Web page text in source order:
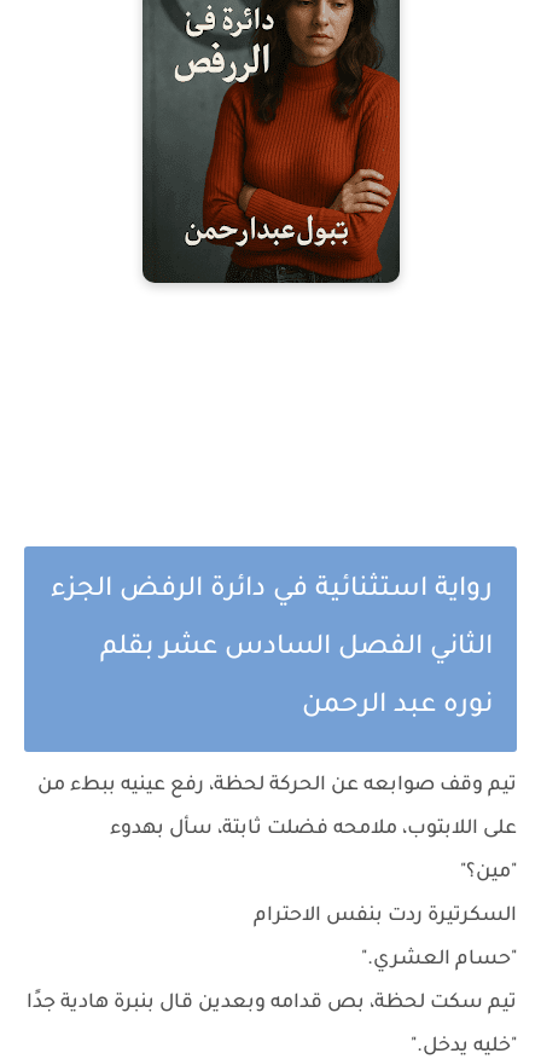
رواية استثنائية في دائرة الرفض الجزء
الثاني الفصل السادس عشر بقلم
نوره عبد الرحمن
تيم وقف صوابعه عن الحركة لحظة، رفع عينيه ببطء من
على اللابتوب، ملامحه فضلت ثابتة، سأل بهدوء
"مين؟"
السكرتيرة ردت بنفس الاحترام
"حسام العشري."
تيم سكت لحظة، بص قدامه وبعدين قال بنبرة هادية جدًا
"خليه يدخل."